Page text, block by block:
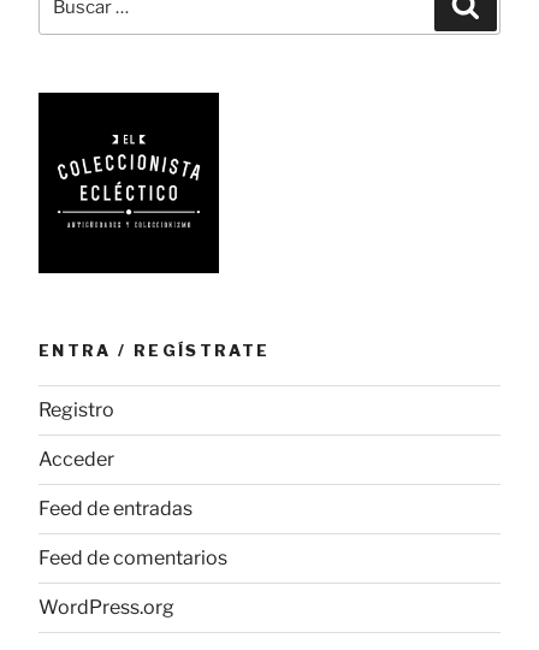
Köhler»
por:
ENTRA / REGÍSTRATE
Registro
Acceder
Feed de entradas
Feed de comentarios
WordPress.org